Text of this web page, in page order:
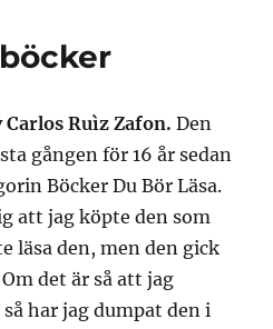
Carlos Ruìz Zafon. Den
gången för 16 år sedan
Böcker Du Bör Läsa.
att jag köpte den som
läsa den, men den gick
det är så att jag
har jag dumpat den i